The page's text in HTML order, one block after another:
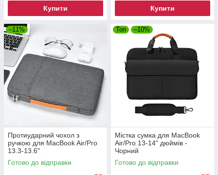
Купити Купити
–11%
Протиударний чохол з
ручкою для MacBook Air/Pro
13.3-13.6"
Готово до відправки
Топ –10%
Містка сумка для MacBook
Air/Pro 13-14" дюймів -
Чорний
Готово до відправки